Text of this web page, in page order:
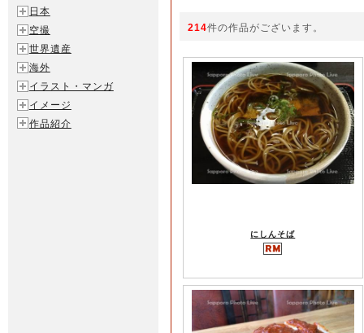
214件の作品がございます。
にしんそば
日本
空撮
世界遺産
海外
イラスト・マンガ
イメージ
作品紹介